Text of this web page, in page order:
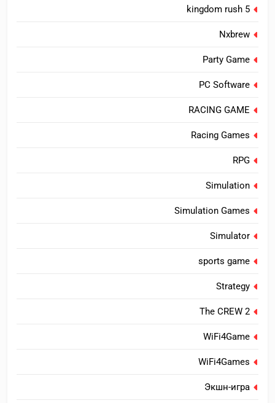
kingdom rush 5
Nxbrew
Party Game
PC Software
RACING GAME
Racing Games
RPG
Simulation
Simulation Games
Simulator
sports game
Strategy
The CREW 2
WiFi4Game
WiFi4Games
Экшн-игра